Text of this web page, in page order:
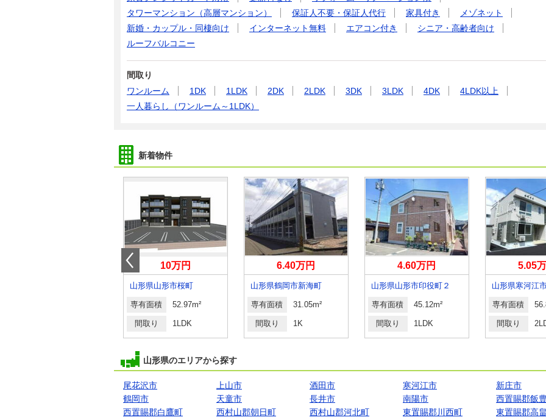
タワーマンション（高層マンション）
保証人不要・保証人代行 家具付き
メゾネット
新婚・カップル・同棲向け
インターネット無料 エアコン付き
シニア・高齢者向け
ルーフバルコニー
間取り
ワンルーム
1DK 1LDK 2DK 2LDK 3DK 3LDK 4DK
4LDK以上
一人暮らし（ワンルーム～1LDK）
新着物件
10万円
山形県山形市桜町
専有面積 52.97m²
間取り 1LDK
6.40万円
山形県鶴岡市新海町
専有面積 31.05m²
間取り 1K
4.60万円
山形県山形市印役町２
専有面積 45.12m²
間取り 1LDK
5.05
山形県寒河江
専有面積
間取り
山形県のエリアから探す
尾花沢市 上山市 酒田市 寒河江市
新庄市
鶴岡市
天童市 長井市 南陽市
西置賜郡飯
西置賜郡白鷹町
西村山郡朝日町 西村山郡河北町 東置賜郡川西町
東置賜郡高